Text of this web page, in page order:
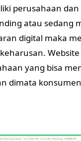
perusahaan
atau sedang
digital maka
yang bisa
dimata